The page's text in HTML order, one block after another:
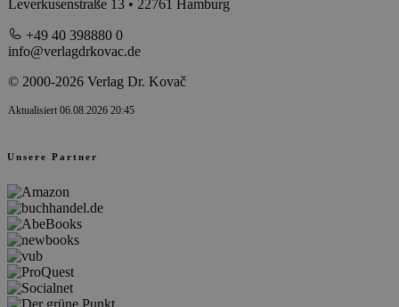
Leverkusenstraße 13 • 22761 Hamburg
+49 40 398880 0
info@verlagdrkovac.de
© 2000-2026 Verlag Dr. Kovač
Aktualisiert 06.08.2026 20:45
Unsere Partner